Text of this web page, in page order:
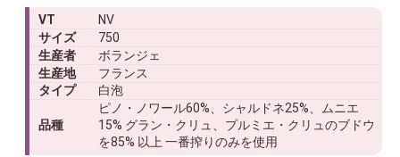
VT
NV
サイズ
750
生産者
ボランジェ
生産地
フランス
タイプ
白泡
品種
ピノ・ノワール60%、シャルドネ25%、ムニエ
15% グラン・クリュ、プルミエ・クリュのブドウ
を85% 以上 一番搾りのみを使用